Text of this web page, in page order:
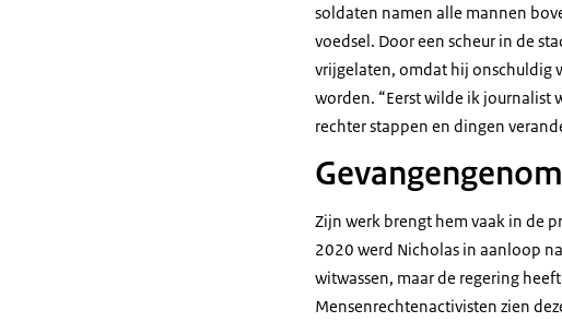
soldaten namen alle mannen
voedsel. Door een scheur in de
vrijgelaten, omdat hij onschuldig
worden. “Eerst wilde ik journalist
rechter stappen en dingen
Zijn werk brengt hem vaak in de
2020 werd Nicholas in aanloop
witwassen, maar de regering
Mensenrechtenactivisten zien